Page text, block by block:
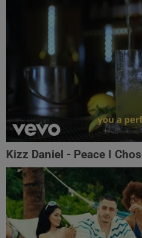
Kizz Daniel - Peace I